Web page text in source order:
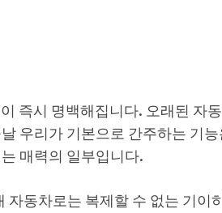
즉시 명백해집니다. 오래된 자
우리가 기본으로 간주하는 기능
매력의 일부입니다.
자동차로는 복제할 수 없는 기이